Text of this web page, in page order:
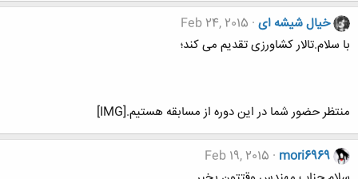
خیال شیشه ای Feb 24, 2015
با سلام.تالار کشاورزی تقدیم می کند؛
منتظر حضور شما در این دوره از مسابقه هستیم.[IMG]
mori6969
Feb 19, 2015